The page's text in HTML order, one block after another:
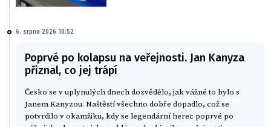
6. srpna 2026 10:52
Poprvé po kolapsu na veřejnosti. Jan Kanyza
přiznal, co jej trápí
Česko se v uplynulých dnech dozvědělo, jak vážné to bylo s
Janem Kanyzou. Naštěstí všechno dobře dopadlo, což se
potvrdilo v okamžiku, kdy se legendární herec poprvé po